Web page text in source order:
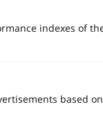
indexes of
based